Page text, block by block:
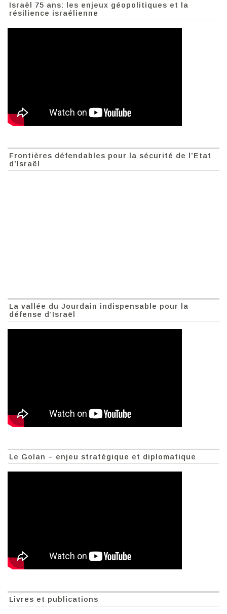
Israël 75 ans: les enjeux géopolitiques et la
résilience israélienne
Frontières défendables pour la sécurité de l’Etat
d’Israël
La vallée du Jourdain indispensable pour la
défense d’Israël
Le Golan – enjeu stratégique et diplomatique
Livres et publications